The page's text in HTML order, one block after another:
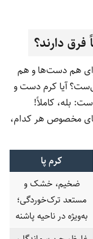
فرق دارند؟
هم دست‌ها و هم
آیا کرم دست و
بله، کاملاً!
مخصوص هر کدام،
کرم پا
ضخیم، خشک و
مستعد ترک‌خوردگی؛
به‌ویژه در ناحیه پاشنه